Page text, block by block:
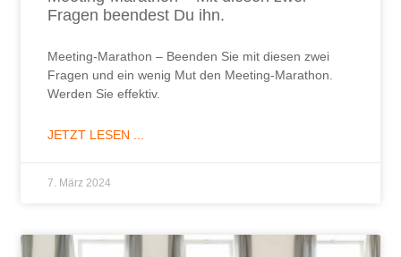
Fragen beendest Du ihn.
Meeting-Marathon – Beenden Sie mit diesen zwei
Fragen und ein wenig Mut den Meeting-Marathon.
Werden Sie effektiv.
JETZT LESEN ...
7. März 2024